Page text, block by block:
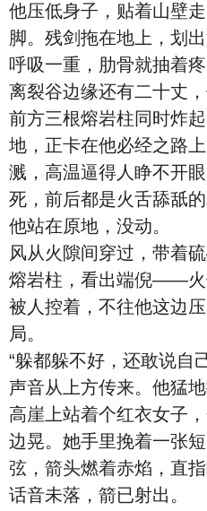
他压低身子，贴着山壁
脚。残剑拖在地上，划
呼吸一重，肋骨就抽着疼
离裂谷边缘还有二十丈，
前方三根熔岩柱同时炸
地，正卡在他必经之路
溅，高温逼得人睁不开
死，前后都是火舌舔舐的
他站在原地，没动。
风从火隙间穿过，带着
熔岩柱，看出端倪——火
被人控着，不往他这边
局。
“躲都躲不好，还敢说自
声音从上方传来。他猛地
高崖上站着个红衣女子
边晃。她手里挽着一张
弦，箭头燃着赤焰，直指
话音未落，箭已射出。